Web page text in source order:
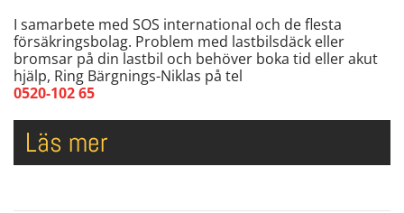
I samarbete med SOS international och de flesta
försäkringsbolag. Problem med lastbilsdäck eller
bromsar på din lastbil och behöver boka tid eller akut
hjälp, Ring Bärgnings-Niklas på tel
0520-102 65
Läs mer